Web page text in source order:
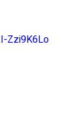
Zzi9K6Lo